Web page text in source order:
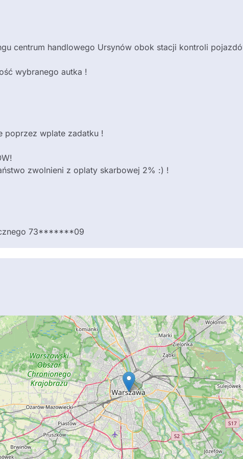
centrum handlowego Ursynów obok stacji kontroli
wybranego autka !
poprzez wplate zadatku !
zwolnieni z oplaty skarbowej 2% :) !
73*******09